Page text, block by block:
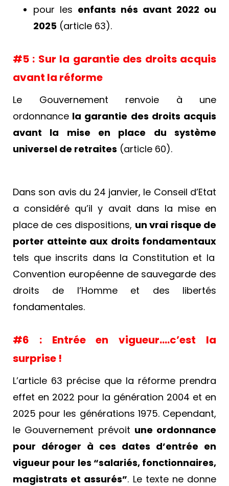
pour les enfants nés avant 2022 ou
2025 (article 63).
#5 : Sur la garantie des droits acquis
avant la réforme
Le Gouvernement renvoie à une
ordonnance la garantie des droits acquis
avant la mise en place du système
universel de retraites (article 60).
Dans son avis du 24 janvier, le Conseil d’Etat
a considéré qu’il y avait dans la mise en
place de ces dispositions, un vrai risque de
porter atteinte aux droits fondamentaux
tels que inscrits dans la Constitution et la
Convention européenne de sauvegarde des
droits de l’Homme et des libertés
fondamentales.
#6 : Entrée en vigueur….c’est la
surprise !
L’article 63 précise que la réforme prendra
effet en 2022 pour la génération 2004 et en
2025 pour les générations 1975. Cependant,
le Gouvernement prévoit une ordonnance
pour déroger à ces dates d’entrée en
vigueur pour les “salariés, fonctionnaires,
magistrats et assurés”. Le texte ne donne